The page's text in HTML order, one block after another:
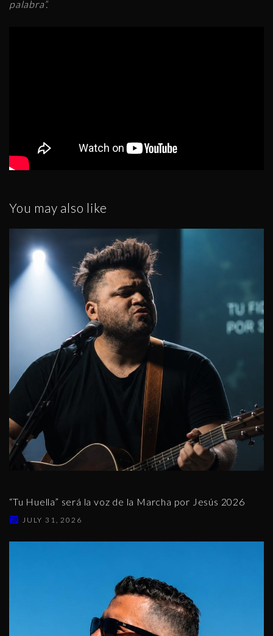
palabra”.
You may also like
“Tu Huella” será la voz de la Marcha por Jesús 2026
JULY 31, 2026